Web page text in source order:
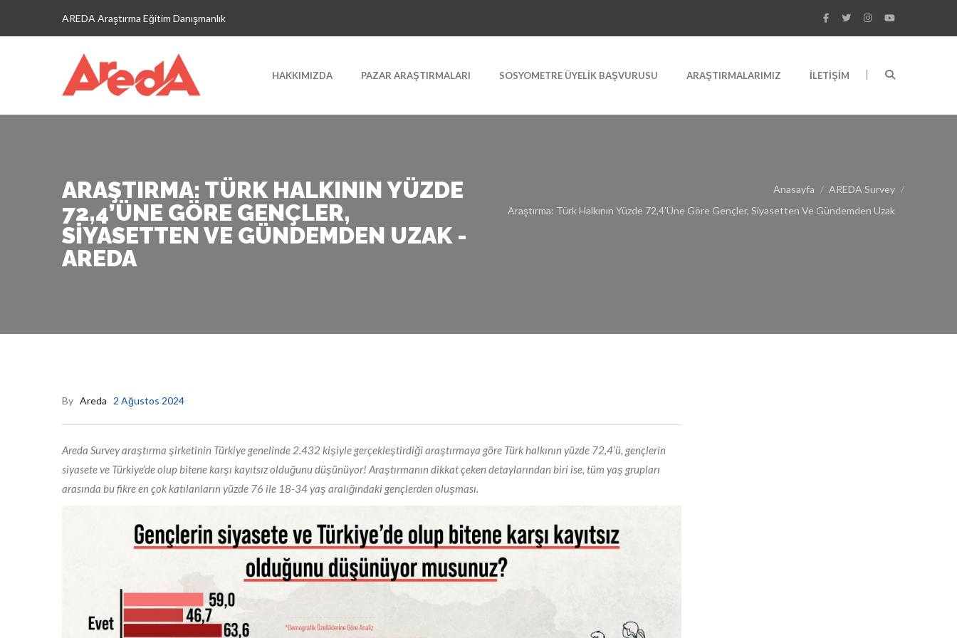
AREDA Araştırma Eğitim Danışmanlık
HAKKIMIZDA PAZAR ARAŞTIRMALARI SOSYOMETRE ÜYELIK BAŞVURUSU ARAŞTIRMALARIMIZ İLETIŞIM
ARAŞTIRMA: TÜRK HALKININ YÜZDE
72,4’ÜNE GÖRE GENÇLER,
SIYASETTEN VE GÜNDEMDEN UZAK -
AREDA
Anasayfa
AREDA Survey
Araştırma: Türk Halkının Yüzde 72,4’üne Göre Gençler, Siyasetten Ve Gündemden Uzak
By Areda 2 Ağustos 2024
Areda Survey araştırma şirketinin Türkiye genelinde 2.432 kişiyle gerçekleştirdiği araştırmaya göre Türk halkının yüzde 72,4’ü, gençlerin
siyasete ve Türkiye’de olup bitene karşı kayıtsız olduğunu düşünüyor! Araştırmanın dikkat çeken detaylarından biri ise, tüm yaş grupları
arasında bu fikre en çok katılanların yüzde 76 ile 18-34 yaş aralığındaki gençlerden oluşması.